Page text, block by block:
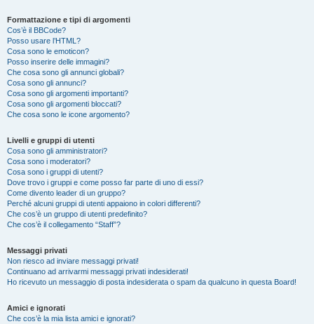
Formattazione e tipi di argomenti
Cos’è il BBCode?
Posso usare l’HTML?
Cosa sono le emoticon?
Posso inserire delle immagini?
Che cosa sono gli annunci globali?
Cosa sono gli annunci?
Cosa sono gli argomenti importanti?
Cosa sono gli argomenti bloccati?
Che cosa sono le icone argomento?
Livelli e gruppi di utenti
Cosa sono gli amministratori?
Cosa sono i moderatori?
Cosa sono i gruppi di utenti?
Dove trovo i gruppi e come posso far parte di uno di essi?
Come divento leader di un gruppo?
Perché alcuni gruppi di utenti appaiono in colori differenti?
Che cos’è un gruppo di utenti predefinito?
Che cos’è il collegamento “Staff”?
Messaggi privati
Non riesco ad inviare messaggi privati!
Continuano ad arrivarmi messaggi privati indesiderati!
Ho ricevuto un messaggio di posta indesiderata o spam da qualcuno in questa Board!
Amici e ignorati
Che cos’è la mia lista amici e ignorati?